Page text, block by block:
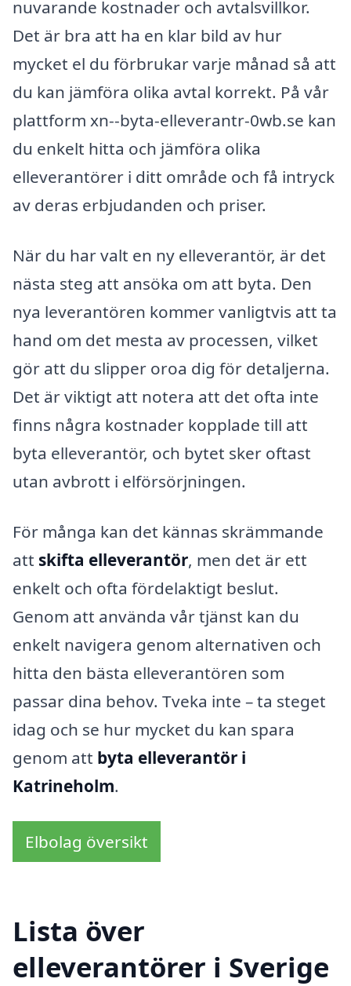
nuvarande kostnader och avtalsvillkor.
Det är bra att ha en klar bild av hur
mycket el du förbrukar varje månad så att
du kan jämföra olika avtal korrekt. På vår
plattform xn--byta-elleverantr-0wb.se kan
du enkelt hitta och jämföra olika
elleverantörer i ditt område och få intryck
av deras erbjudanden och priser.
När du har valt en ny elleverantör, är det
nästa steg att ansöka om att byta. Den
nya leverantören kommer vanligtvis att ta
hand om det mesta av processen, vilket
gör att du slipper oroa dig för detaljerna.
Det är viktigt att notera att det ofta inte
finns några kostnader kopplade till att
byta elleverantör, och bytet sker oftast
utan avbrott i elförsörjningen.
För många kan det kännas skrämmande
att skifta elleverantör, men det är ett
enkelt och ofta fördelaktigt beslut.
Genom att använda vår tjänst kan du
enkelt navigera genom alternativen och
hitta den bästa elleverantören som
passar dina behov. Tveka inte – ta steget
idag och se hur mycket du kan spara
genom att byta elleverantör i
Katrineholm.
Elbolag översikt
Lista över
elleverantörer i Sverige